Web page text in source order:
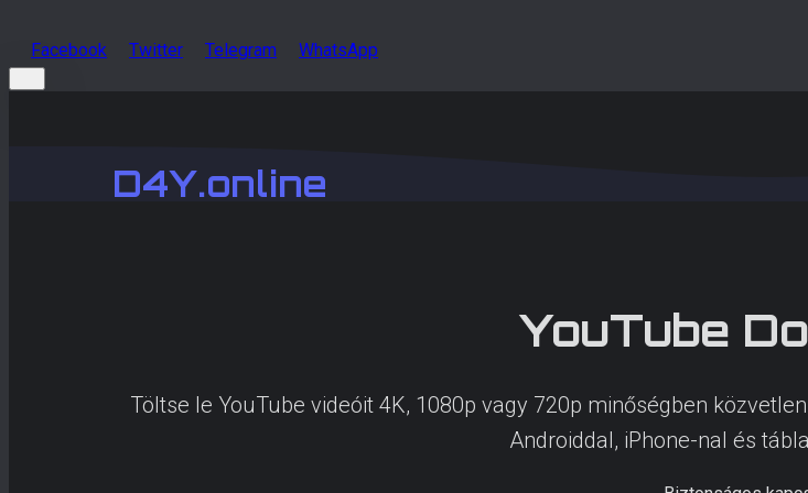
Facebook Twitter Telegram WhatsApp
D4Y.online
YouTube
Töltse le YouTube videóit 4K, 1080p vagy 720p minőségben
Androiddal, iPhone-nal és